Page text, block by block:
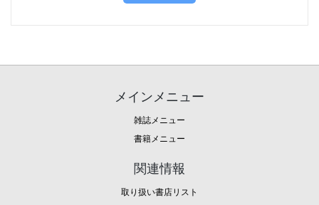
メインメニュー
雑誌メニュー
書籍メニュー
関連情報
取り扱い書店リスト